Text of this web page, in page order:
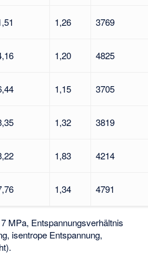
1,26 3769
1,20 4825
1,15 3705
1,32 3819
1,83 4214
1,34 4791
MPa, Entspannungsverhältnis
isentrope Entspannung,